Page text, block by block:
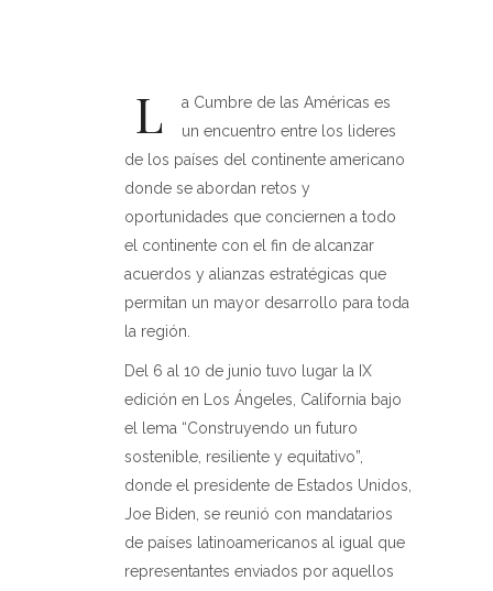
L
a Cumbre de las Américas es
un encuentro entre los lideres
de los países del continente americano
donde se abordan retos y
oportunidades que conciernen a todo
el continente con el fin de alcanzar
acuerdos y alianzas estratégicas que
permitan un mayor desarrollo para toda
la región.
Del 6 al 10 de junio tuvo lugar la IX
edición en Los Ángeles, California bajo
el lema “Construyendo un futuro
sostenible, resiliente y equitativo”,
donde el presidente de Estados Unidos,
Joe Biden, se reunió con mandatarios
de países latinoamericanos al igual que
representantes enviados por aquellos